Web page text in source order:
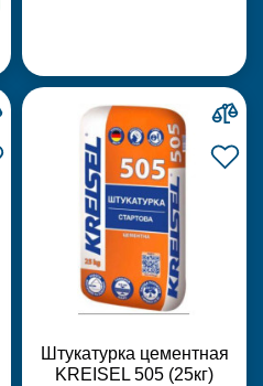
Штукатурка цементная
KREISEL 505 (25кг)